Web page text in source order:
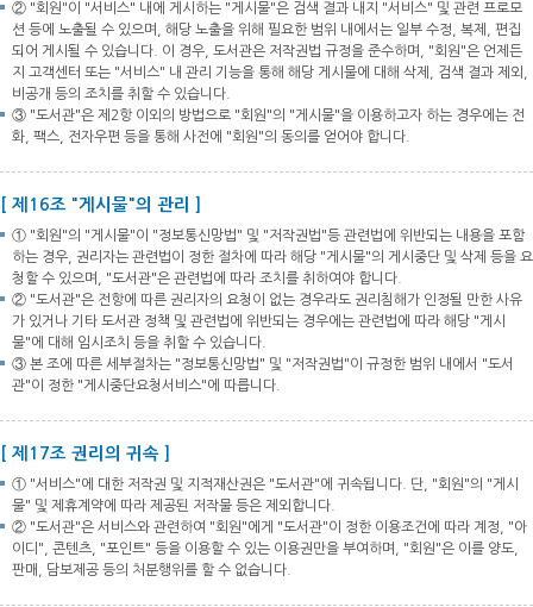
② "회원"이 "서비스" 내에 게시하는 "게시물"은 검색 결과 내지 "서비스" 및 관련 프로모
션 등에 노출될 수 있으며, 해당 노출을 위해 필요한 범위 내에서는 일부 수정, 복제, 편집
되어 게시될 수 있습니다. 이 경우, 도서관은 저작권법 규정을 준수하며, "회원"은 언제든
지 고객센터 또는 "서비스" 내 관리 기능을 통해 해당 게시물에 대해 삭제, 검색 결과 제외,
비공개 등의 조치를 취할 수 있습니다.
③ "도서관"은 제2항 이외의 방법으로 "회원"의 "게시물"을 이용하고자 하는 경우에는 전
화, 팩스, 전자우편 등을 통해 사전에 "회원"의 동의를 얻어야 합니다.
[ 제16조 "게시물"의 관리 ]
① "회원"의 "게시물"이 "정보통신망법" 및 "저작권법"등 관련법에 위반되는 내용을 포함
하는 경우, 권리자는 관련법이 정한 절차에 따라 해당 "게시물"의 게시중단 및 삭제 등을 요
청할 수 있으며, "도서관"은 관련법에 따라 조치를 취하여야 합니다.
② "도서관"은 전항에 따른 권리자의 요청이 없는 경우라도 권리침해가 인정될 만한 사유
가 있거나 기타 도서관 정책 및 관련법에 위반되는 경우에는 관련법에 따라 해당 "게시
물"에 대해 임시조치 등을 취할 수 있습니다.
③ 본 조에 따른 세부절차는 "정보통신망법" 및 "저작권법"이 규정한 범위 내에서 "도서
관"이 정한 "게시중단요청서비스"에 따릅니다.
[ 제17조 권리의 귀속 ]
① "서비스"에 대한 저작권 및 지적재산권은 "도서관"에 귀속됩니다. 단, "회원"의 "게시
물" 및 제휴계약에 따라 제공된 저작물 등은 제외합니다.
② "도서관"은 서비스와 관련하여 "회원"에게 "도서관"이 정한 이용조건에 따라 계정, "아
이디", 콘텐츠, "포인트" 등을 이용할 수 있는 이용권만을 부여하며, "회원"은 이를 양도,
판매, 담보제공 등의 처분행위를 할 수 없습니다.